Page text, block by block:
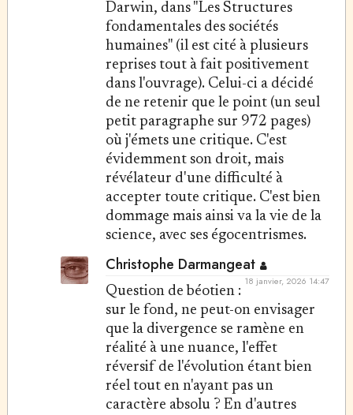
Darwin, dans "Les Structures
fondamentales des sociétés
humaines" (il est cité à plusieurs
reprises tout à fait positivement
dans l'ouvrage). Celui-ci a décidé
de ne retenir que le point (un seul
petit paragraphe sur 972 pages)
où j'émets une critique. C'est
évidemment son droit, mais
révélateur d'une difficulté à
accepter toute critique. C'est bien
dommage mais ainsi va la vie de la
science, avec ses égocentrismes.
Christophe Darmangeat
18 janvier, 2026 14:47
Question de béotien :
sur le fond, ne peut-on envisager
que la divergence se ramène en
réalité à une nuance, l'effet
réversif de l'évolution étant bien
réel tout en n'ayant pas un
caractère absolu ? En d'autres